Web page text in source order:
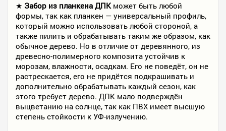
ФОТО РАБОТ
КОНТАКТЫ
ПОЛЕЗНОЕ
★ Забор из планкена ДПКможет быть любой
формы, так как планкен — универсальный профиль,
который можно использовать любой стороной, а
также пилить и обрабатывать таким же образом, как
обычное дерево. Но в отличие от деревянного, из
древесно-полимерного композита устойчив к
морозам, влажности, осадкам. Его не поведёт, он не
растрескается, его не придётся подкрашивать и
дополнительно обрабатывать каждый сезон, как
этого требует дерево. ДПК мало подверждён
выцветанию на солнце, так как ПВХ имеет высшую
степень стойкости к УФ-излучению.